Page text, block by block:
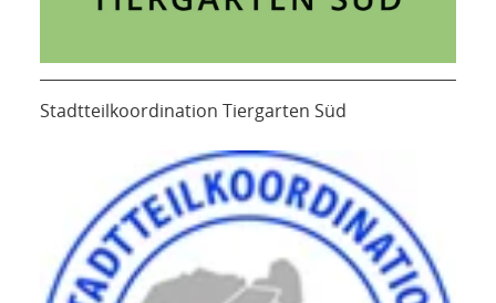
Stadtteilkoordination Tiergarten Süd